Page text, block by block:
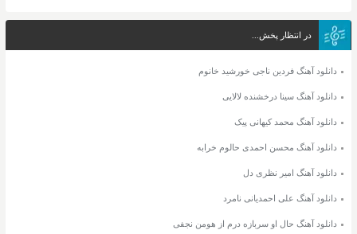
در انتظار پخش...
دانلود آهنگ فردین ناجی خورشید خانوم
دانلود آهنگ سینا درخشنده لالایی
دانلود آهنگ محمد کیهانی پیک
دانلود آهنگ محسن احمدی حالوم خرابه
دانلود آهنگ امیر نظری دل
دانلود آهنگ علی احمدیانی نامرد
دانلود آهنگ حال او سربازه درم از هومن نجفی